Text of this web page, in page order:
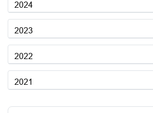
2024
2023
2022
2021